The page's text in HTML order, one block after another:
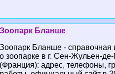
Зоопарк Бланше
Зоопарк Бланше -
о зоопарке в г. Сен-Жульен-
(Франция): адрес, телефоны,